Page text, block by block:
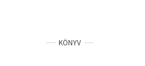
KÖNYV